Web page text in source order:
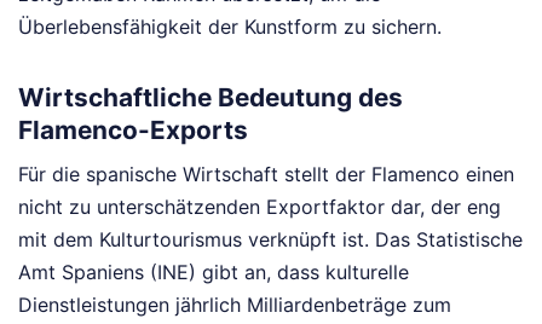
Überlebensfähigkeit der Kunstform zu sichern.
Wirtschaftliche Bedeutung des
Flamenco-Exports
Für die spanische Wirtschaft stellt der Flamenco einen
nicht zu unterschätzenden Exportfaktor dar, der eng
mit dem Kulturtourismus verknüpft ist. Das Statistische
Amt Spaniens (INE) gibt an, dass kulturelle
Dienstleistungen jährlich Milliardenbeträge zum